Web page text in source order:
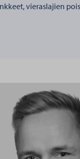
vieraslajien